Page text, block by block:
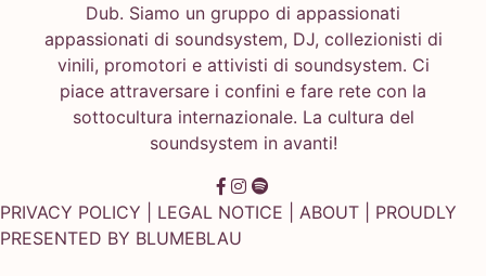
Dub. Siamo un gruppo di appassionati
appassionati di soundsystem, DJ, collezionisti di
vinili, promotori e attivisti di soundsystem. Ci
piace attraversare i confini e fare rete con la
sottocultura internazionale. La cultura del
soundsystem in avanti!
PRIVACY POLICY LEGAL NOTICE ABOUT | PROUDLY
PRESENTED BY BLUMEBLAU